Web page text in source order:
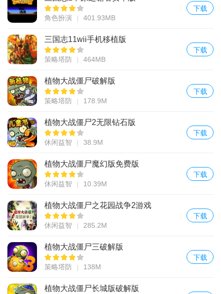
角色扮演 401.93MB
下载
三国志11wii手机移植版
策略塔防 464MB
下载
植物大战僵尸破解版
策略塔防 178.9M
下载
植物大战僵尸2无限钻石版
休闲益智 38.9M
下载
植物大战僵尸魔幻版免费版
休闲益智 10.39M
下载
植物大战僵尸之花园战争2游戏
休闲益智 285.2M
下载
植物大战僵尸三破解版
策略塔防 138M
下载
植物大战僵尸长城版破解版